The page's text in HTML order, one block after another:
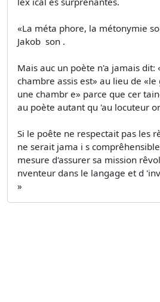
«La méta­ phore, la métonymie
Jakob ­ son .
Mais auc un poète n'a jamais dit:
chambre assis est» au lieu de «le
une chambr e» parce que cer­
au poète autant qu 'au locuteur
Si le poête ne respectait pas les
ne serait jama i s
mesure d'assurer sa mission
nventeur dans le langage et d
»